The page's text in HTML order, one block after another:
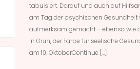
tabuisiert. Darauf und auch auf
am Tag der psychischen Gesundheit
aufmerksam gemacht – ebenso wie
In Grün, der Farbe für seelische
am 10. OktoberContinue […]